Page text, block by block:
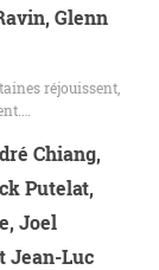
Glenn
réjouissent,
Chiang,
Putelat,
Joel
Jean-Luc